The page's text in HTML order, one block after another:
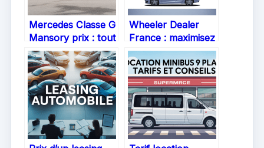
Mercedes Classe G
Mansory prix : tout
comprendre avant
d’acheter
Wheeler Dealer
France : maximisez
vos annonces de
voiture à vendre